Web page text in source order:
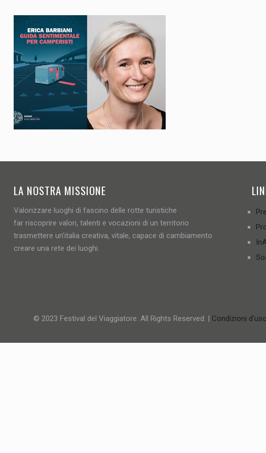
LA NOSTRA MISSIONE
Valorizzare luoghi di fascino delle rotte turistiche
far riscoprire valori, talenti e vocazioni di un territorio
trasmettere un'italia creativa, vitale, capace di cambiamento
creare una rete dei luoghi.
© 2023 Festival del Viaggiatore. All Rights Reserved. | Condizioni d'uso